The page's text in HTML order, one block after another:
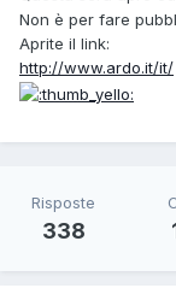
Non è per fare
Aprite il link:
http://www.ardo.it/it/
Risposte
338